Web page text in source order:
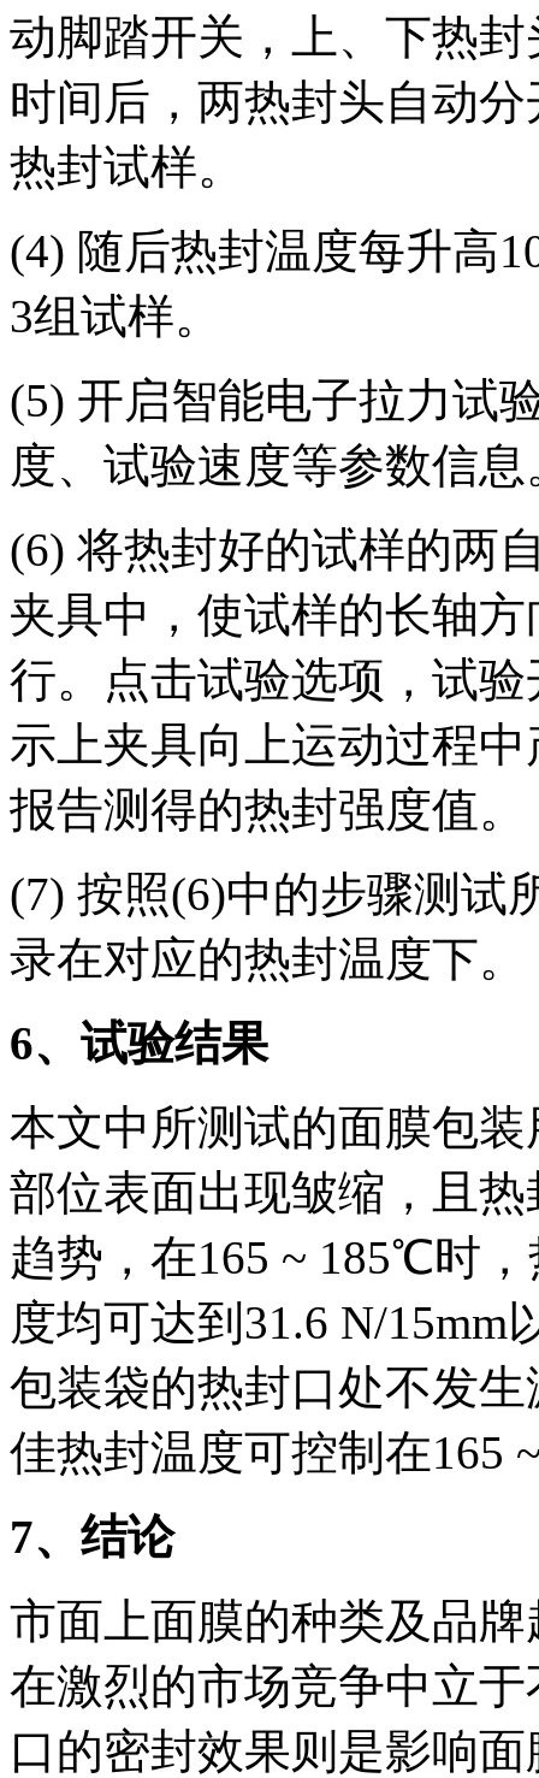
动脚踏开关，上、下热
时间后，两热封头自动
热封试样。
(4) 随后热封温度每升高
3组试样。
(5) 开启智能电子拉力试
度、试验速度等参数信息
(6) 将热封好的试样的两
夹具中，使试样的长轴
行。点击试验选项，试
示上夹具向上运动过程
报告测得的热封强度值。
(7) 按照(6)中的步骤测试
录在对应的热封温度下。
6、试验结果
本文中所测试的面膜包
部位表面出现皱缩，且
趋势，在165 ~ 185℃时
度均可达到31.6 N/
包装袋的热封口处不发
佳热封温度可控制在165
7、结论
市面上面膜的种类及品
在激烈的市场竞争中立
口的密封效果则是影响